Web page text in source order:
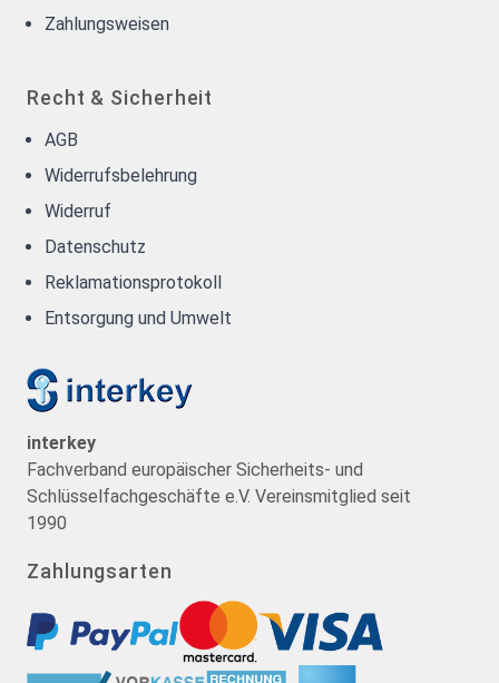
Zahlungsweisen
Recht & Sicherheit
AGB
Widerrufsbelehrung
Widerruf
Datenschutz
Reklamationsprotokoll
Entsorgung und Umwelt
interkey
Fachverband europäischer Sicherheits- und
Schlüsselfachgeschäfte e.V. Vereinsmitglied seit
1990
Zahlungsarten